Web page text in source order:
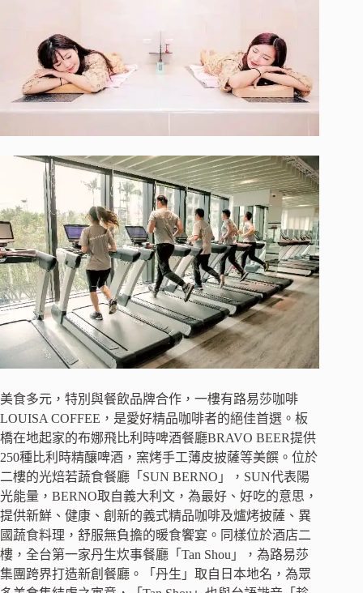
美食多元，特別與餐飲品牌合作，一樓有路易莎咖啡
LOUISA COFFEE，是愛好精品咖啡者的絕佳首選。板
橋在地起家的布娜飛比利時啤酒餐廳BRAVO BEER提供
250種比利時精釀啤酒，窯烤手工薄皮披薩等美饌。位於
二樓的光焙若蔬食餐廳「SUN BERNO」，SUN代表陽
光能量，BERNO取自義大利文，為最好、好吃的意思，
提供新鮮、健康、創新的義式精品咖啡及爐烤披薩、異
國蔬食料理，舒服無負擔的暖食饗宴。同樣位於酒店二
樓，全台第一家丹生炊事餐廳「Tan Shou」，為路易莎
集團跨界打造新創餐廳。「丹生」取自日本地名，為眾